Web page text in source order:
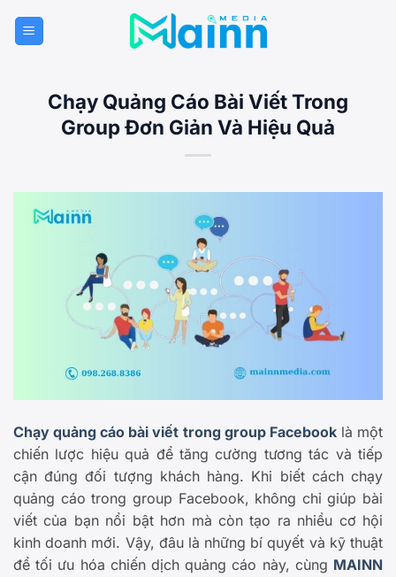
qua
Chạy Quảng Cáo Bài Viết Trong
Group Đơn Giản Và Hiệu Quả
Chạy quảng cáo bài viết trong group Facebooklà một
chiến lược hiệu quả để tăng cường tương tác và tiếp
cận đúng đối tượng khách hàng. Khi biết cách chạy
quảng cáo trong group Facebook, không chỉ giúp bài
viết của bạn nổi bật hơn mà còn tạo ra nhiều cơ hội
kinh doanh mới. Vậy, đâu là những bí quyết và kỹ thuật
để tối ưu hóa chiến dịch quảng cáo này, cùng MAINN